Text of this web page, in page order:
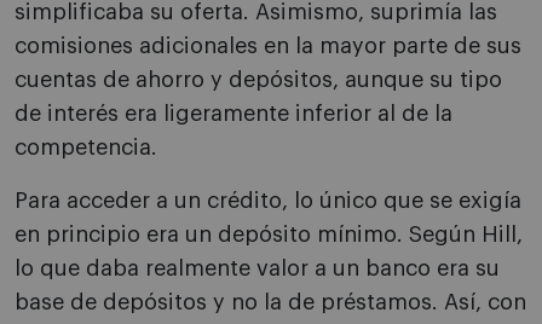
simplificaba su oferta. Asimismo, suprimía las
comisiones adicionales en la mayor parte de sus
cuentas de ahorro y depósitos, aunque su tipo
de interés era ligeramente inferior al de la
competencia.
Para acceder a un crédito, lo único que se exigía
en principio era un depósito mínimo. Según Hill,
lo que daba realmente valor a un banco era su
base de depósitos y no la de préstamos. Así, con